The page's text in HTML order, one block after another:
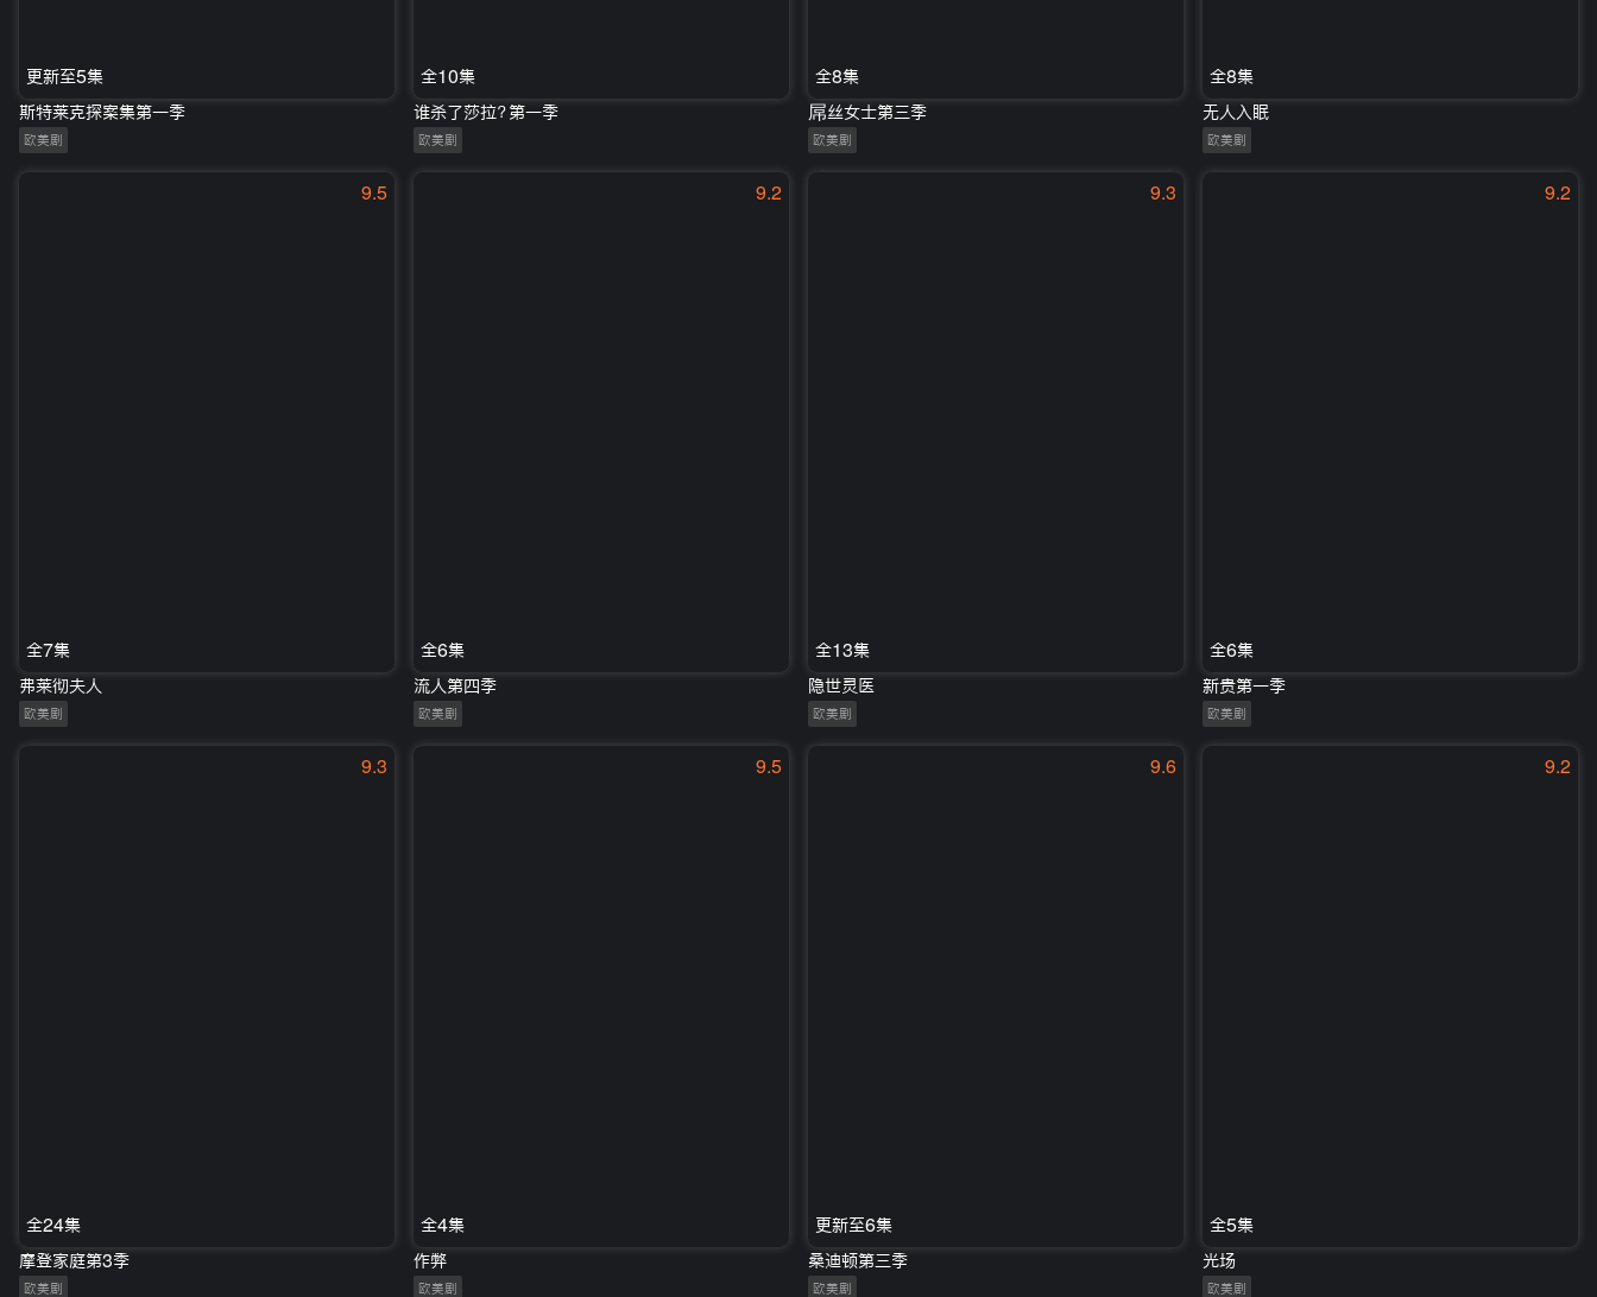
更新至5集
斯特莱克探案集第一季
欧美剧
全10集
谁杀了莎拉？第一季
欧美剧
全8集
屌丝女士第三季
欧美剧
全8集
无人入眠
欧美剧
9.5
全7集
弗莱彻夫人
欧美剧
9.2
全6集
流人第四季
欧美剧
9.3
全13集
隐世灵医
欧美剧
9.2
全6集
新贵第一季
欧美剧
9.3
全24集
摩登家庭第3季
欧美剧
9.5
全4集
作弊
欧美剧
9.6
更新至6集
桑迪顿第三季
欧美剧
9.2
全5集
光场
欧美剧